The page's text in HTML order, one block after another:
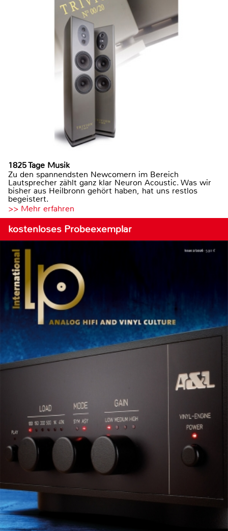
1825 Tage Musik
Zu den spannendsten Newcomern im Bereich
Lautsprecher zählt ganz klar Neuron Acoustic. Was wir
bisher aus Heilbronn gehört haben, hat uns restlos
begeistert.
>> Mehr erfahren
kostenloses Probeexemplar